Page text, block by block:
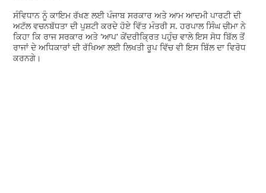
ਸੰਵਿਧਾਨ ਨੂੰ ਕਾਇਮ ਰੱਖਣ ਲਈ ਪੰਜਾਬ ਸਰਕਾਰ ਅਤੇ ਆਮ ਆਦਮੀ ਪਾਰਟੀ ਦੀ
ਅਟੱਲ ਵਚਨਬੱਧਤਾ ਦੀ ਪੁਸ਼ਟੀ ਕਰਦੇ ਹੋਏ ਵਿੱਤ ਮੰਤਰੀ ਸ. ਹਰਪਾਲ ਸਿੰਘ ਚੀਮਾ ਨੇ
ਕਿਹਾ ਕਿ ਰਾਜ ਸਰਕਾਰ ਅਤੇ 'ਆਪ' ਕੇਂਦਰੀਕ੍ਰਿਤ ਪਹੁੰਚ ਵਾਲੇ ਇਸ ਸੋਧ ਬਿੱਲ ਤੋਂ
ਰਾਜਾਂ ਦੇ ਅਧਿਕਾਰਾਂ ਦੀ ਰੱਖਿਆ ਲਈ ਲਿਖਤੀ ਰੂਪ ਵਿੱਚ ਵੀ ਇਸ ਬਿੱਲ ਦਾ ਵਿਰੋਧ
ਕਰਨਗੇ।